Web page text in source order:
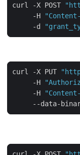
curl -X POST
     -H
     -d
curl -X PUT
     -H
     -H
--data-